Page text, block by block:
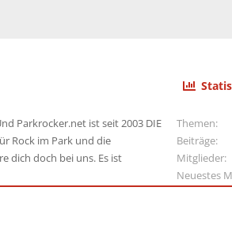
Parkrocker.net ist seit 2003 DIE
Rock im Park und die
dich doch bei uns. Es ist
Themen
Beiträge
Mitglieder
Neuestes